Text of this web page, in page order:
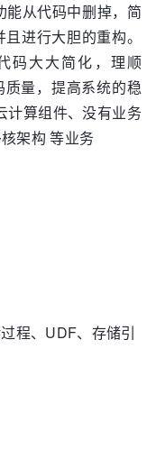
从代码中删掉，简
进行大胆的重构。
码大大简化，理顺
量，提高系统的稳
计算组件、没有业务
架构 等业务
程、UDF、存储引